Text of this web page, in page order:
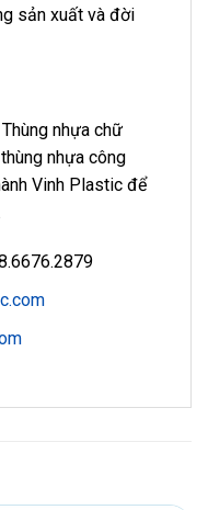
sản xuất và đời
nhựa chữ
nhựa công
Vinh Plastic để